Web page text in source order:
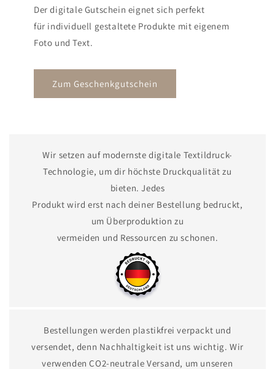
Der digitale Gutschein eignet sich perfekt
für individuell gestaltete Produkte mit eigenem
Foto und Text.
Zum Geschenkgutschein
Wir setzen auf modernste digitale Textildruck-
Technologie, um dir höchste Druckqualität zu
bieten. Jedes
Produkt wird erst nach deiner Bestellung bedruckt,
um Überproduktion zu
vermeiden und Ressourcen zu schonen.
Bestellungen werden plastikfrei verpackt und
versendet, denn Nachhaltigkeit ist uns wichtig. Wir
verwenden CO2-neutrale Versand, um unseren